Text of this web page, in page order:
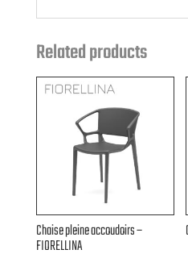
Related products
Chaise pleine accoudoirs –
FIORELLINA